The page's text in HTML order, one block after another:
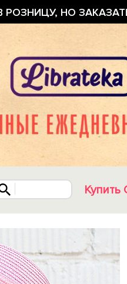
РОЗНИЦУ, НО
Купить